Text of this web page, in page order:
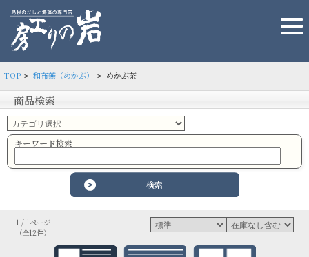
TOP > 和布蕪（めかぶ） > めかぶ茶
商品検索
キーワード検索
1 / 1ページ
（全12件）